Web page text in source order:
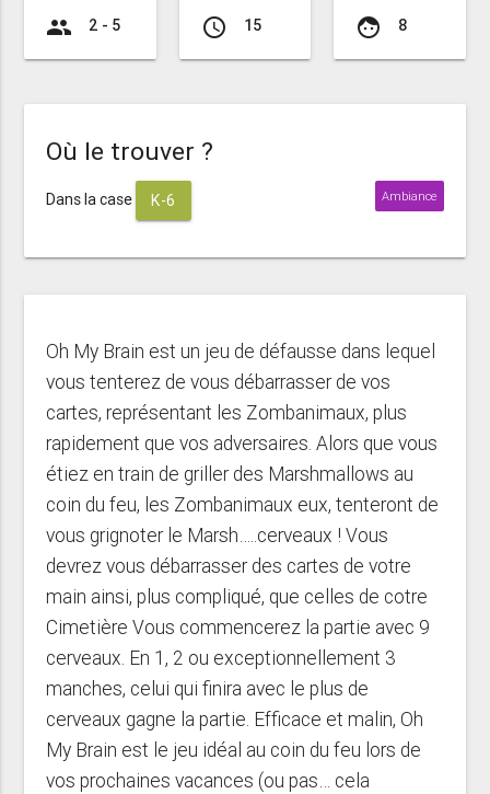
group 2 - 5 access_time 15 face 8
Où le trouver ?
Dans la case K-6 Ambiance
Oh My Brain est un jeu de défausse dans lequel
vous tenterez de vous débarrasser de vos
cartes, représentant les Zombanimaux, plus
rapidement que vos adversaires. Alors que vous
étiez en train de griller des Marshmallows au
coin du feu, les Zombanimaux eux, tenteront de
vous grignoter le Marsh…..cerveaux ! Vous
devrez vous débarrasser des cartes de votre
main ainsi, plus compliqué, que celles de cotre
Cimetière Vous commencerez la partie avec 9
cerveaux. En 1, 2 ou exceptionnellement 3
manches, celui qui finira avec le plus de
cerveaux gagne la partie. Efficace et malin, Oh
My Brain est le jeu idéal au coin du feu lors de
vos prochaines vacances (ou pas… cela